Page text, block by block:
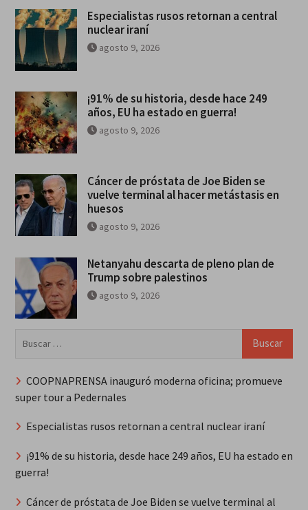
Especialistas rusos retornan a central
nuclear iraní
agosto 9, 2026
¡91% de su historia, desde hace 249
años, EU ha estado en guerra!
agosto 9, 2026
Cáncer de próstata de Joe Biden se
vuelve terminal al hacer metástasis en
huesos
agosto 9, 2026
Netanyahu descarta de pleno plan de
Trump sobre palestinos
agosto 9, 2026
COOPNAPRENSA inauguró moderna oficina; promueve
super tour a Pedernales
Especialistas rusos retornan a central nuclear iraní
¡91% de su historia, desde hace 249 años, EU ha estado en
guerra!
Cáncer de próstata de Joe Biden se vuelve terminal al